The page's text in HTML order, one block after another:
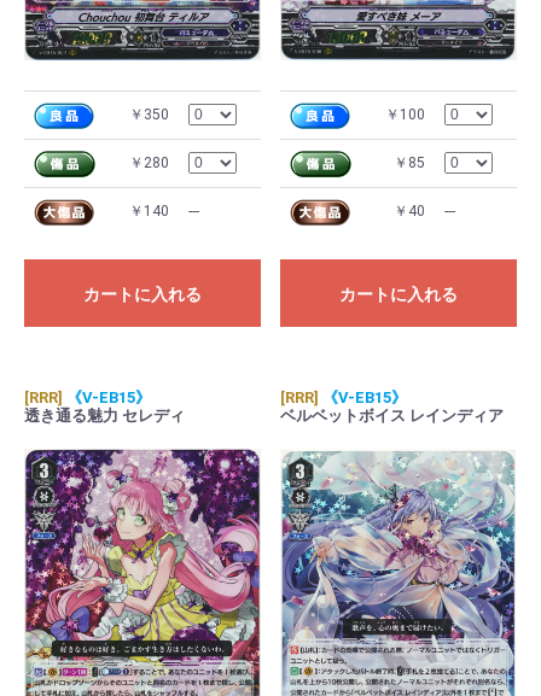
￥350
￥280
￥140 ---
カートに入れる
￥100
￥85
￥40 ---
カートに入れる
[RRR]
《V-EB15》
透き通る魅力 セレディ
[RRR]
《V-EB15》
ベルベットボイス レインディア